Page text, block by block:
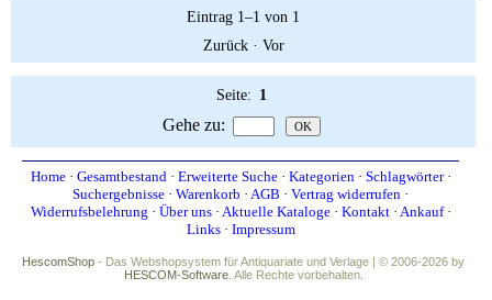
Eintrag 1–1 von 1
Zurück· Vor
Seite: 1
Gehe zu:
Home· Gesamtbestand· Erweiterte Suche· Kategorien· Schlagwörter·
Suchergebnisse · Warenkorb · AGB · Vertrag widerrufen ·
Widerrufsbelehrung · Über uns· Aktuelle Kataloge· Kontakt· Ankauf·
Links· Impressum
HescomShop - Das Webshopsystem für Antiquariate und Verlage | © 2006-2026 by
HESCOM-Software. Alle Rechte vorbehalten.